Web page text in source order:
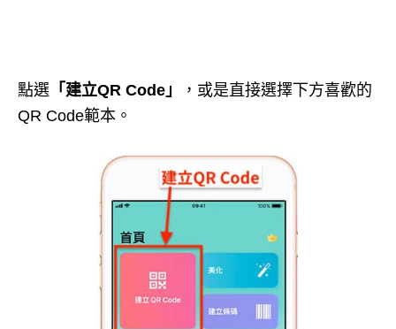
點選 「建立QR Code」
，或是直接選擇下方喜歡的
QR Code範本。